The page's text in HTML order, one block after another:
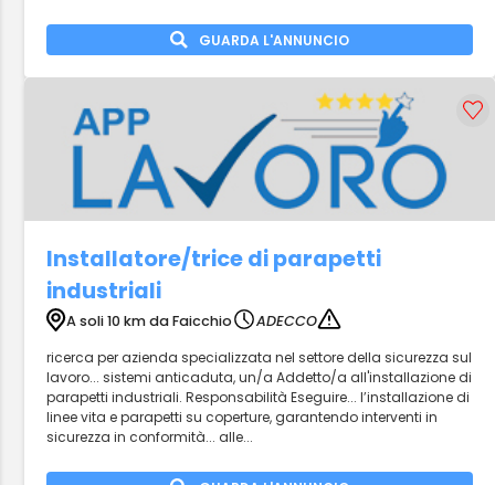
GUARDA L'ANNUNCIO
Installatore/trice di parapetti
industriali
A soli 10 km da Faicchio
ADECCO
ricerca per azienda specializzata nel settore della sicurezza sul
lavoro... sistemi anticaduta, un/a Addetto/a all'installazione di
parapetti industriali. Responsabilità Eseguire... l’installazione di
linee vita e parapetti su coperture, garantendo interventi in
sicurezza in conformità... alle...